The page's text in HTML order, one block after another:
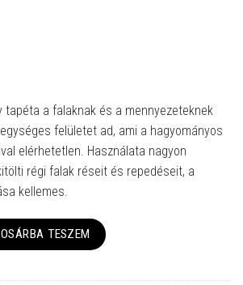
tapéta a falaknak és a mennyezeteknek
felületet ad, ami a hagyományos
elérhetetlen. Használata nagyon
régi falak réseit és repedéseit, a
kellemes.
TESZEM